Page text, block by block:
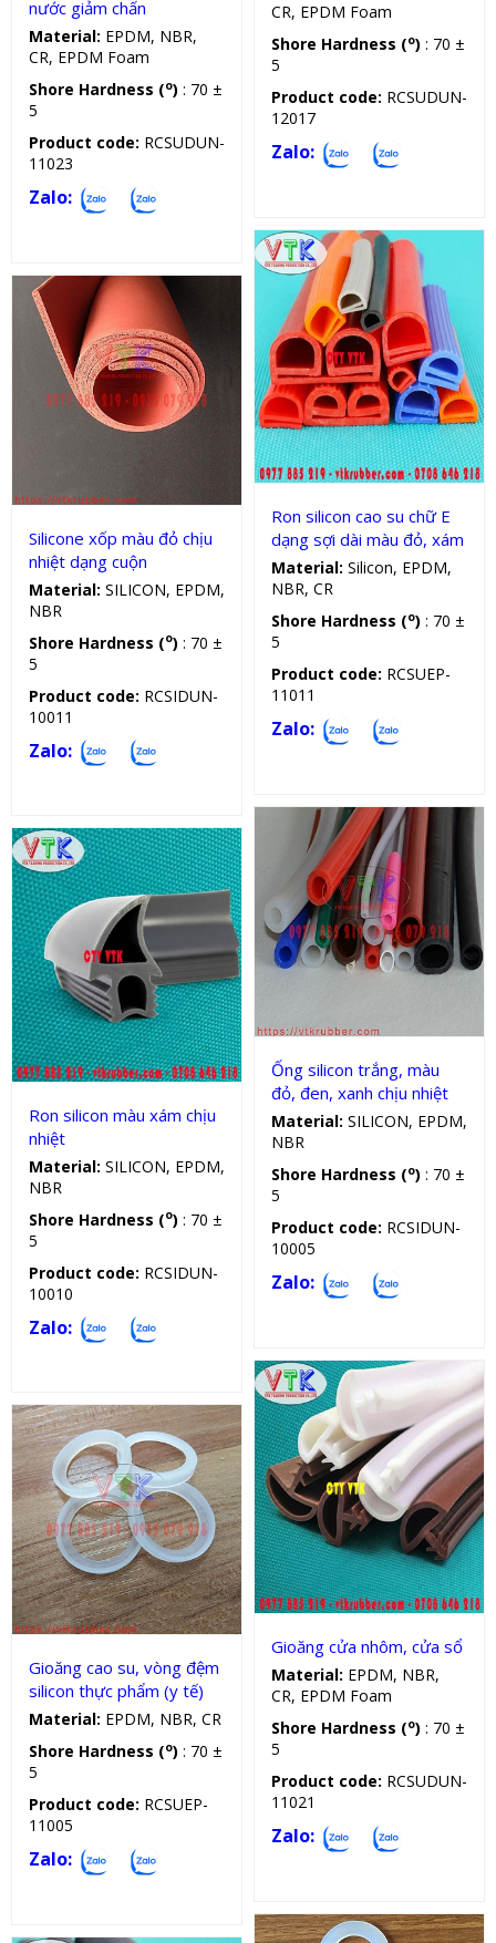
CR, EPDM Foam
Shore Hardness (o) : 70 ±
5
Product code: RCSUDUN-
12017
Zalo:
nước giảm chấn
Material: EPDM, NBR,
CR, EPDM Foam
Shore Hardness (o) : 70 ±
5
Product code: RCSUDUN-
11023
Zalo:
Gioăng chịu lực, nhiệt, dầu
Ron silicon cao su chữ E
dạng sợi dài màu đỏ, xám
Material: Silicon, EPDM,
NBR, CR
Shore Hardness (o) : 70 ±
5
Product code: RCSUEP-
11011
Zalo:
Cuộn silicon
Silicone xốp màu đỏ chịu
nhiệt dạng cuộn
Material: SILICON, EPDM,
NBR
Shore Hardness (o) : 70 ±
5
Product code: RCSIDUN-
10011
Zalo:
Ống silicon
Ống silicon trắng, màu
đỏ, đen, xanh chịu nhiệt
Material: SILICON, EPDM,
NBR
Shore Hardness (o) : 70 ±
5
Product code: RCSIDUN-
10005
Zalo:
Sản phẩm kỹ thuật
Ron silicon màu xám chịu
nhiệt
Material: SILICON, EPDM,
NBR
Shore Hardness (o) : 70 ±
5
Product code: RCSIDUN-
10010
Zalo:
Gioăng cao su cửa
Gioăng cửa nhôm, cửa sổ
Material: EPDM, NBR,
CR, EPDM Foam
Shore Hardness (o) : 70 ±
5
Product code: RCSUDUN-
11021
Zalo:
Gioăng silicon
Gioăng cao su, vòng đệm
silicon thực phẩm (y tế)
Material: EPDM, NBR, CR
Shore Hardness (o) : 70 ±
5
Product code: RCSUEP-
11005
Zalo: